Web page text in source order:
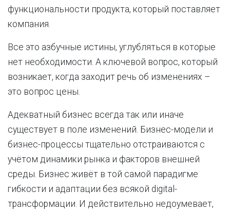
функциональности продукта, который поставляет
компания.
Все это азбучные истины, углубляться в которые
нет необходимости. А ключевой вопрос, который
возникает, когда заходит речь об изменениях –
это вопрос цены.
Адекватный бизнес всегда так или иначе
существует в поле изменений. Бизнес-модели и
бизнес-процессы тщательно отстраиваются с
учётом динамики рынка и факторов внешней
среды. Бизнес живёт в той самой парадигме
гибкости и адаптации без всякой digital-
трансформации. И действительно недоумевает,